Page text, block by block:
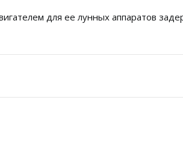
для ее лунных аппаратов